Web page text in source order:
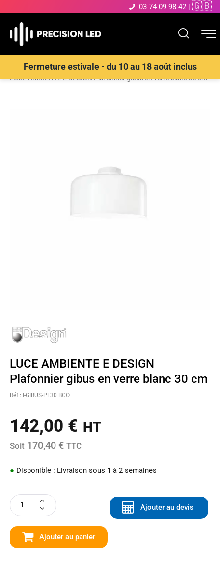
03 74 09 98 42 | 🇬🇧
Fermeture estivale - du 10 au 18 août inclus
Accueil>Boutique>ECLAIRAGE INTERIEUR LED>Plafonnier>
LUCE AMBIENTE E DESIGN Plafonnier gibus en verre blanc 30 cm
LUCE AMBIENTE E DESIGN
Plafonnier gibus en verre blanc 30 cm
Réf : I-GIBUS-PL30 BCO
142,00 € HT
Soit 170,40 € TTC
● Disponible : Livraison sous 1 à 2 semaines
Ajouter au panier
Ajouter au devis